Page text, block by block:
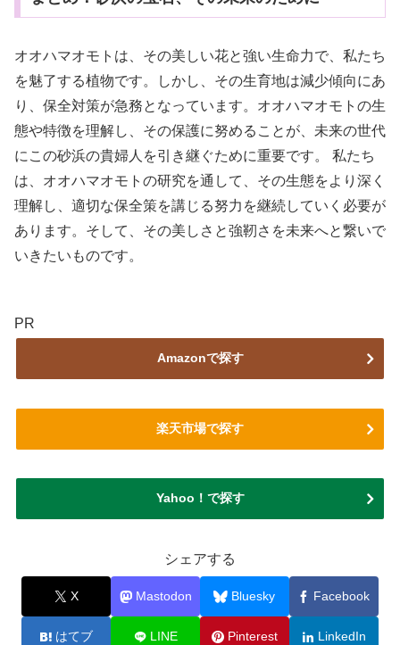
オオハマオモトは、その美しい花と強い生命力で、私たち
を魅了する植物です。しかし、その生育地は減少傾向にあ
り、保全対策が急務となっています。オオハマオモトの生
態や特徴を理解し、その保護に努めることが、未来の世代
にこの砂浜の貴婦人を引き継ぐために重要です。 私たち
は、オオハマオモトの研究を通して、その生態をより深く
理解し、適切な保全策を講じる努力を継続していく必要が
あります。そして、その美しさと強靭さを未来へと繋いで
いきたいものです。
PR
Amazonで探す
楽天市場で探す
Yahoo！で探す
シェアする
X Mastodon Bluesky Facebook
はてブ LINE Pinterest LinkedIn